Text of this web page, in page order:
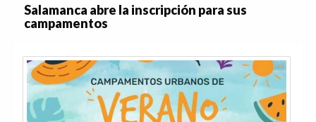
Salamanca abre la inscripción para sus
campamentos